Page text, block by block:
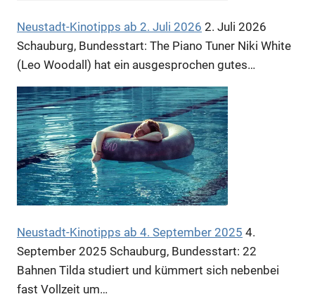
Neustadt-Kinotipps ab 2. Juli 2026 2. Juli 2026
Schauburg, Bundesstart: The Piano Tuner Niki White
(Leo Woodall) hat ein ausgesprochen gutes…
Neustadt-Kinotipps ab 4. September 2025 4.
September 2025 Schauburg, Bundesstart: 22
Bahnen Tilda studiert und kümmert sich nebenbei
fast Vollzeit um…